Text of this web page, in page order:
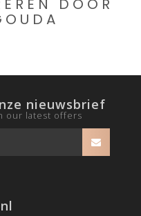
DOOR
nieuwsbrief
our latest offers